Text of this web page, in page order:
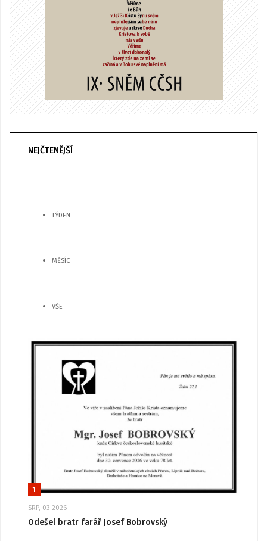
NEJČTENĚJŠÍ
TÝDEN
MĚSÍC
VŠE
1
SRP, 03 2026
Odešel bratr farář Josef Bobrovský